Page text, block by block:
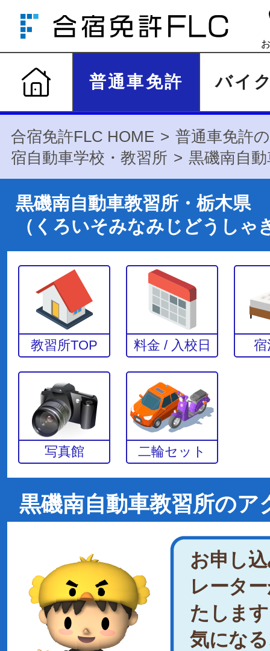
普通車免許 バイ
合宿免許FLC HOME
普通車免許
宿自動車学校・教習所
黒磯南自
黒磯南自動車教習所・栃木県
（くろいそみなみじどうしゃ
教習所TOP 料金 / 入校日 宿
写真館 二輪セット
黒磯南自動車教習所のア
お申し
レータ
たしま
気にな